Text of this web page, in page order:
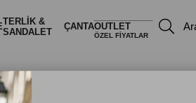
TERLİK &
SANDALET
ÇANTAOUTLET
ÖZEL FİYATLAR